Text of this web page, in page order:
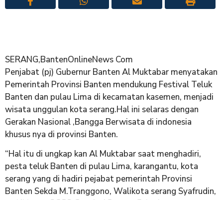
SERANG,BantenOnlineNews Com
Penjabat (pj) Gubernur Banten Al Muktabar menyatakan
Pemerintah Provinsi Banten mendukung Festival Teluk
Banten dan pulau Lima di kecamatan kasemen, menjadi
wisata unggulan kota serang.Hal ini selaras dengan
Gerakan Nasional ,Bangga Berwisata di indonesia
khusus nya di provinsi Banten.
“Hal itu di ungkap kan Al Muktabar saat menghadiri,
pesta teluk Banten di pulau Lima, karangantu, kota
serang yang di hadiri pejabat pemerintah Provinsi
Banten Sekda M.Tranggono, Walikota serang Syafrudin,